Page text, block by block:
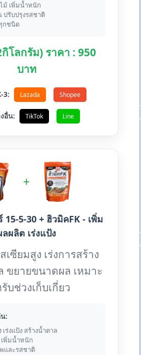
ม้ เพิ่มน้ำหนัก
ปรับปรุงรสชาติ
กชนิด
โลกรัม) ราคา : 950
บาท
3: Lazada Shopee
อื่น: TikTok Line
+
15-5-30 + ฮิวมิคFK - เพิ่ม
ลผลิต เร่งแป้ง
ซียมสูง เร่งการสร้าง
ขยายขนาดผล เหมาะ
บช่วงเก็บเกี่ยว
:
ร่งแป้ง สร้างน้ำตาล
พิ่มน้ำหนัก
และรสชาติ